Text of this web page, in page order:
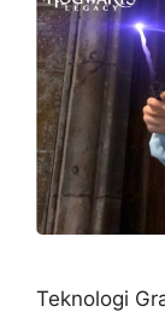
Teknologi